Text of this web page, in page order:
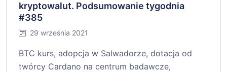
kryptowalut. Podsumowanie tygodnia
#385
29 września 2021
BTC kurs, adopcja w Salwadorze, dotacja od
twórcy Cardano na centrum badawcze,